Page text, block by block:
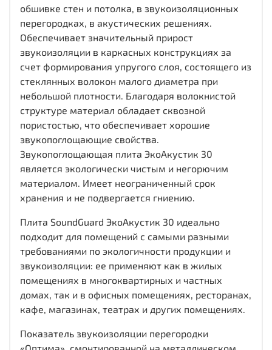
обшивке стен и потолка, в звукоизоляционных
перегородках, в акустических решениях.
Обеспечивает значительный прирост
звукоизоляции в каркасных конструкциях за
счет формирования упругого слоя, состоящего из
стеклянных волокон малого диаметра при
небольшой плотности. Благодаря волокнистой
структуре материал обладает сквозной
пористостью, что обеспечивает хорошие
звукопоглощающие свойства.
Звукопоглощающая плита ЭкоАкустик 30
является экологически чистым и негорючим
материалом. Имеет неограниченный срок
хранения и не подвергается гниению.
Плита SoundGuard ЭкоАкустик 30 идеально
подходит для помещений с самыми разными
требованиями по экологичности продукции и
звукоизоляции: ее применяют как в жилых
помещениях в многоквартирных и частных
домах, так и в офисных помещениях, ресторанах,
кафе, магазинах, театрах и других помещениях.
Показатель звукоизоляции перегородки